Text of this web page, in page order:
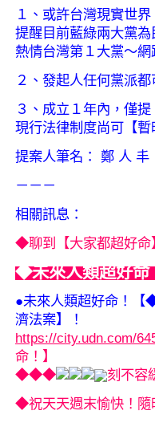
１、或許台灣現實世
提醒目前藍綠兩大黨
熱情台灣第１大黨～
２、發起人任何黨派
３、成立１年內，僅
現行法律制度尚可【
提案人筆名： 鄭 人 丰
－－－
相關訊息：
◆聊到【大家都超好
◆未來人類超好命
●未來人類超好命！
濟法案】！
https://city.udn.com/
命！】
◆◆◆
刻不容
◆祝天天週末愉快！隨